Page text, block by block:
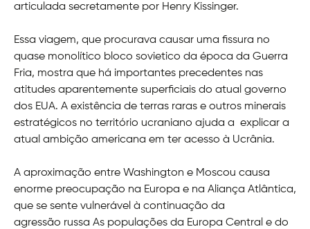
articulada secretamente por Henry Kissinger.
Essa viagem, que procurava causar uma fissura no
quase monolítico bloco sovietico da época da Guerra
Fria, mostra que há importantes precedentes nas
atitudes aparentemente superficiais do atual governo
dos EUA. A existência de terras raras e outros minerais
estratégicos no território ucraniano ajuda a explicar a
atual ambição americana em ter acesso à Ucrânia.
A aproximação entre Washington e Moscou causa
enorme preocupação na Europa e na Aliança Atlântica,
que se sente vulnerável à continuação da
agressão russa As populações da Europa Central e do